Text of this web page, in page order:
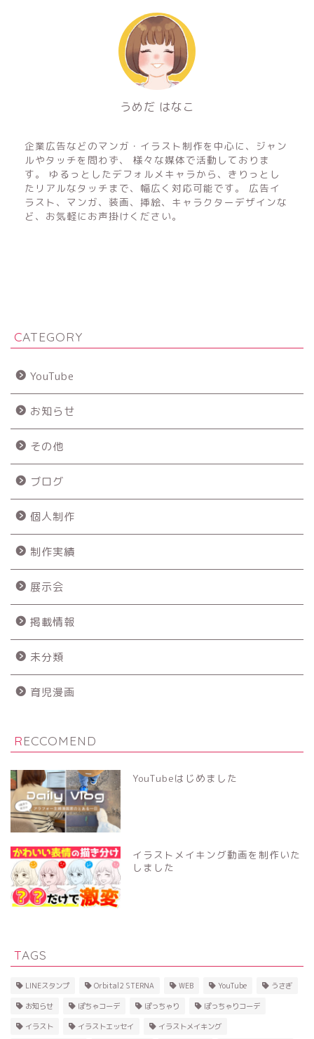
うめだ はなこ
企業広告などのマンガ・イラスト制作を中心に、ジャン
ルやタッチを問わず、 様々な媒体で活動しておりま
す。 ゆるっとしたデフォルメキャラから、きりっとし
たリアルなタッチまで、幅広く対応可能です。 広告イ
ラスト、マンガ、装画、挿絵、キャラクターデザインな
ど、お気軽にお声掛けください。
CATEGORY
YouTube
お知らせ
その他
ブログ
個人制作
制作実績
展示会
掲載情報
未分類
育児漫画
RECCOMEND
YouTubeはじめました
イラストメイキング動画を制作いた
しました
TAGS
LINEスタンプ Orbital2 STERNA WEB YouTube うさぎ
お知らせ ぽちゃコーデ ぽっちゃり ぽっちゃりコーデ
イラスト イラストエッセイ イラストメイキング